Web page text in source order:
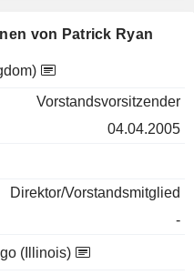
von Patrick Ryan
Vorstandsvorsitzender
04.04.2005
Direktor/Vorstandsmitglied
-
(Illinois)